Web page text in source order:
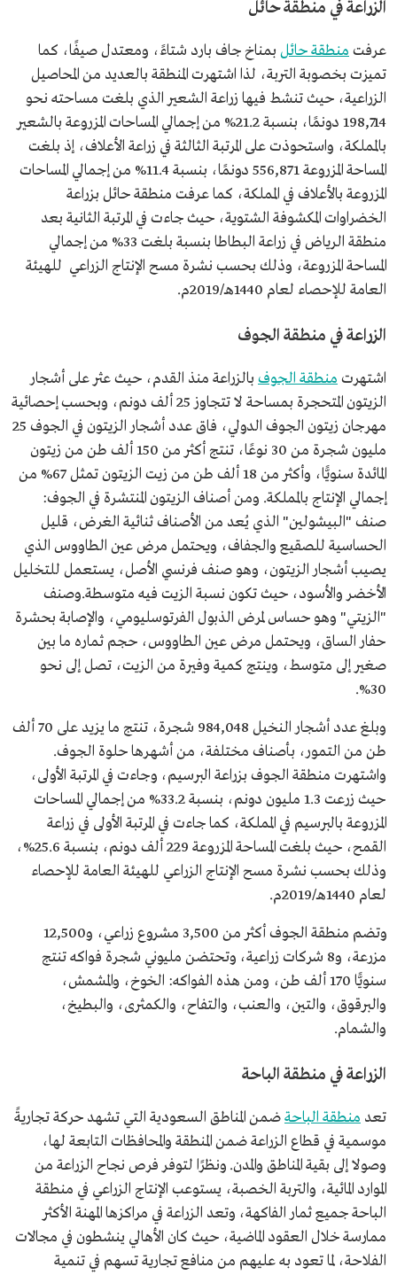
الزراعة في منطقة حائل
عرفت منطقة حائل بمناخ جاف بارد شتاءً، ومعتدل صيفًا، كما
تميزت بخصوبة التربة، لذا اشتهرت المنطقة بالعديد من المحاصيل
الزراعية، حيث تنشط فيها زراعة الشعير الذي بلغت مساحته نحو
198,714 دونمًا، بنسبة 21.2% من إجمالي المساحات المزروعة بالشعير
بالمملكة، واستحوذت على المرتبة الثالثة في زراعة الأعلاف، إذ بلغت
المساحة المزروعة 556,871 دونمًا، بنسبة 11.4% من إجمالي المساحات
المزروعة بالأعلاف في المملكة، كما عرفت منطقة حائل بزراعة
الخضراوات المكشوفة الشتوية، حيث جاءت في المرتبة الثانية بعد
منطقة الرياض في زراعة البطاطا بنسبة بلغت 33% من إجمالي
المساحة المزروعة، وذلك بحسب نشرة مسح الإنتاج الزراعي للهيئة
العامة للإحصاء لعام 1440هـ/2019م.
الزراعة في منطقة الجوف
اشتهرت منطقة الجوف بالزراعة منذ القدم، حيث عثر على أشجار
الزيتون المتحجرة بمساحة لا تتجاوز 25 ألف دونم، وبحسب إحصائية
مهرجان زيتون الجوف الدولي، فاق عدد أشجار الزيتون في الجوف 25
مليون شجرة من 30 نوعًا، تنتج أكثر من 150 ألف طن من زيتون
المائدة سنويًّا، وأكثر من 18 ألف طن من زيت الزيتون تمثل 67% من
إجمالي الإنتاج بالمملكة. ومن أصناف الزيتون المنتشرة في الجوف:
صنف "البيشولين" الذي يُعد من الأصناف ثنائية الغرض، قليل
الحساسية للصقيع والجفاف، ويحتمل مرض عين الطاووس الذي
يصيب أشجار الزيتون، وهو صنف فرنسي الأصل، يستعمل للتخليل
الأخضر والأسود، حيث تكون نسبة الزيت فيه متوسطة.وصنف
"الزيتي" وهو حساس لمرض الذبول الفرتوسليومي، والإصابة بحشرة
حفار الساق، ويحتمل مرض عين الطاووس، حجم ثماره ما بين
صغير إلى متوسط، وينتج كمية وفيرة من الزيت، تصل إلى نحو
30%.
وبلغ عدد أشجار النخيل 984,048 شجرة، تنتج ما يزيد على 70 ألف
طن من التمور، بأصناف مختلفة، من أشهرها حلوة الجوف.
واشتهرت منطقة الجوف بزراعة البرسيم، وجاءت في المرتبة الأولى،
حيث زرعت 1.3 مليون دونم، بنسبة 33.2% من إجمالي المساحات
المزروعة بالبرسيم في المملكة، كما جاءت في المرتبة الأولى في زراعة
القمح، حيث بلغت المساحة المزروعة 229 ألف دونم، بنسبة 25.6%،
وذلك بحسب نشرة مسح الإنتاج الزراعي للهيئة العامة للإحصاء
لعام 1440هـ/2019م.
وتضم منطقة الجوف أكثر من 3,500 مشروع زراعي، و12,500
مزرعة، و8 شركات زراعية، وتحتضن مليوني شجرة فواكه تنتج
سنويًّا 170 ألف طن، ومن هذه الفواكه: الخوخ، والمشمش،
والبرقوق، والتين، والعنب، والتفاح، والكمثرى، والبطيخ،
والشمام.
الزراعة في منطقة الباحة
تعد منطقة الباحةضمن المناطق السعودية التي تشهد حركة تجاريةً
موسمية في قطاع الزراعة ضمن المنطقة والمحافظات التابعة لها،
وصولا إلى بقية المناطق والمدن. ونظرًا لتوفر فرص نجاح الزراعة من
الموارد المائية، والتربة الخصبة، يستوعب الإنتاج الزراعي في منطقة
الباحة جميع ثمار الفاكهة، وتعد الزراعة في مراكزها المهنة الأكثر
ممارسة خلال العقود الماضية، حيث كان الأهالي ينشطون في مجالات
الفلاحة، لما تعود به عليهم من منافع تجارية تسهم في تنمية